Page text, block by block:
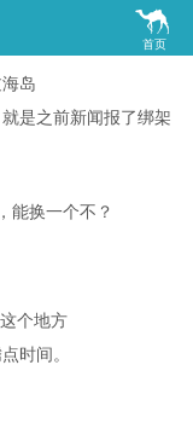

首页
岛
是之前新闻报了绑架
能换一个不？
个地方
时间。